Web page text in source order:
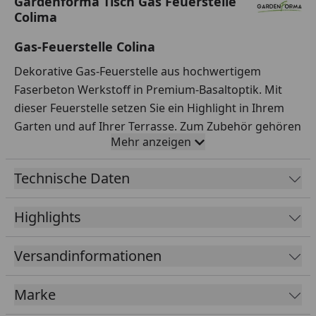
Colima
Gas-Feuerstelle Colina
Dekorative Gas-Feuerstelle aus hochwertigem
Faserbeton Werkstoff in Premium-Basaltoptik. Mit
dieser Feuerstelle setzen Sie ein Highlight in Ihrem
Garten und auf Ihrer Terrasse. Zum Zubehör gehören
schwarze Lavasteine, eine Edelstahl-Brennerschale
sowie ein Schutz der Zündvorrichtung. Die
Feuerstelle verfügt über einen seitlich
angebrachten elektronischen Starter und einen
präzisen Regulierer (50 mbar Druckminderer), so ist
ein Höchstmaß an Komfort gewährt.
Eine hochwertigeAbdeckhaube
Witterungseinflüssen gehört zum Lieferumfang.
Zur Inbetriebnahme wird lediglich noch eine
Mehr anzeigen
Technische Daten
Highlights
Versandinformationen
Marke